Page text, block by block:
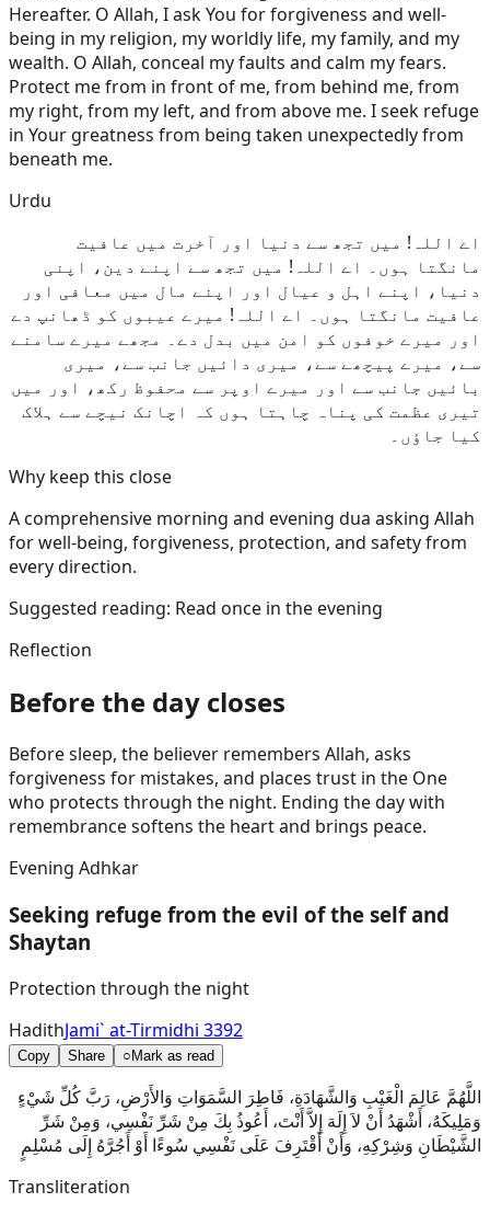
Hereafter. O Allah, I ask You for forgiveness and well-
being in my religion, my worldly life, my family, and my
wealth. O Allah, conceal my faults and calm my fears.
Protect me from in front of me, from behind me, from
my right, from my left, and from above me. I seek refuge
in Your greatness from being taken unexpectedly from
beneath me.
Urdu
اے اللہ! میں تجھ سے دنیا اور آخرت میں عافیت
مانگتا ہوں۔ اے اللہ! میں تجھ سے اپنے دین، اپنی
دنیا، اپنے اہل و عیال اور اپنے مال میں معافی اور
عافیت مانگتا ہوں۔ اے اللہ! میرے عیبوں کو ڈھانپ دے
اور میرے خوفوں کو امن میں بدل دے۔ مجھے میرے سامنے
سے، میرے پیچھے سے، میری دائیں جانب سے، میری
بائیں جانب سے اور میرے اوپر سے محفوظ رکھ، اور میں
تیری عظمت کی پناہ چاہتا ہوں کہ اچانک نیچے سے ہلاک
کیا جاؤں۔
Why keep this close
A comprehensive morning and evening dua asking Allah
for well-being, forgiveness, protection, and safety from
every direction.
Suggested reading: Read once in the evening
Reflection
Before the day closes
Before sleep, the believer remembers Allah, asks
forgiveness for mistakes, and places trust in the One
who protects through the night. Ending the day with
remembrance softens the heart and brings peace.
Evening Adhkar
Seeking refuge from the evil of the self and
Shaytan
Protection through the night
HadithJami` at-Tirmidhi 3392
Copy Share ○Mark as read
اللَّهُمَّ عَالِمَ الْغَيْبِ وَالشَّهَادَةِ، فَاطِرَ السَّمَوَاتِ وَالأَرْضِ، رَبَّ كُلِّ شَيْءٍ
وَمَلِيكَهُ، أَشْهَدُ أَنْ لاَ إِلَهَ إِلاَّ أَنْتَ، أَعُوذُ بِكَ مِنْ شَرِّ نَفْسِي، وَمِنْ شَرِّ
الشَّيْطَانِ وَشِرْكِهِ، وَأَنْ أَقْتَرِفَ عَلَى نَفْسِي سُوءًا أَوْ أَجُرَّهُ إِلَى مُسْلِمٍ
Transliteration